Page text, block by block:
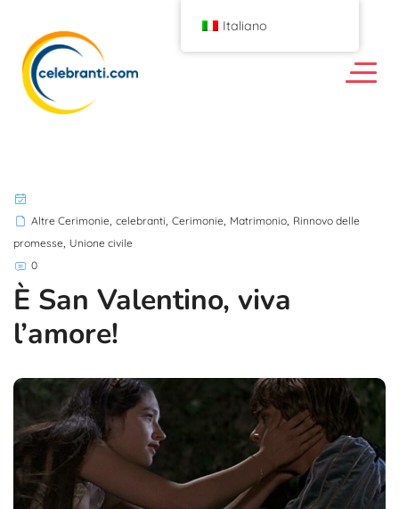
Altre Cerimonie, celebranti, Cerimonie, Matrimonio, Rinnovo delle
promesse, Unione civile
0
È San Valentino, viva
l’amore!
Italiano